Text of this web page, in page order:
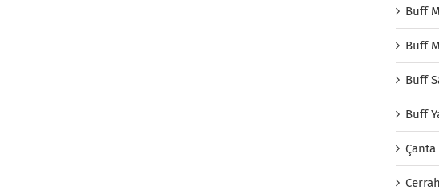
Buff
Buff
Buff
Buff
Çanta